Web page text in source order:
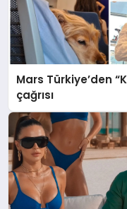
Mars Türkiye’den
çağrısı